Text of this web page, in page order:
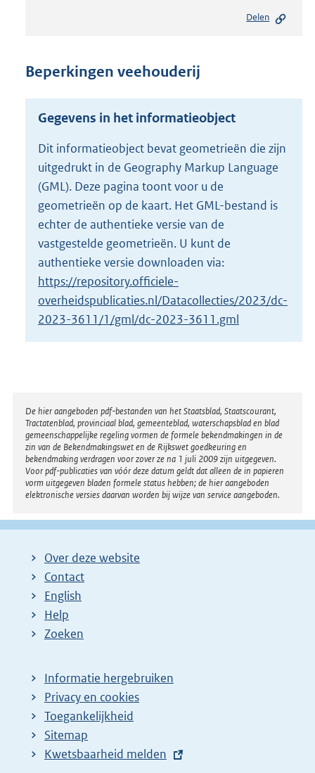
s
r
o
t
t
e
2
5
4
Delen
Beperkingen veehouderij
Gegevens in het informatieobject
Dit informatieobject bevat geometrieën die zijn
uitgedrukt in de Geography Markup Language
(GML). Deze pagina toont voor u de
geometrieën op de kaart. Het GML-bestand is
echter de authentieke versie van de
vastgestelde geometrieën. U kunt de
authentieke versie downloaden via:
https://repository.officiele-
overheidspublicaties.nl/Datacollecties/2023/dc-
2023-3611/1/gml/dc-2023-3611.gml
Disclaimer
De hier aangeboden pdf-bestanden van het Staatsblad, Staatscourant,
Tractatenblad, provinciaal blad, gemeenteblad, waterschapsblad en blad
gemeenschappelijke regeling vormen de formele bekendmakingen in de
zin van de Bekendmakingswet en de Rijkswet goedkeuring en
bekendmaking verdragen voor zover ze na 1 juli 2009 zijn uitgegeven.
Voor pdf-publicaties van vóór deze datum geldt dat alleen de in papieren
vorm uitgegeven bladen formele status hebben; de hier aangeboden
elektronische versies daarvan worden bij wijze van service aangeboden.
Over deze website
Contact
English
Help
Zoeken
Informatie hergebruiken
Privacy en cookies
Toegankelijkheid
Sitemap
E
Kwetsbaarheid melden